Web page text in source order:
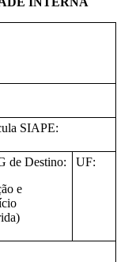
SIAPE:
de Destino:
e
UF: